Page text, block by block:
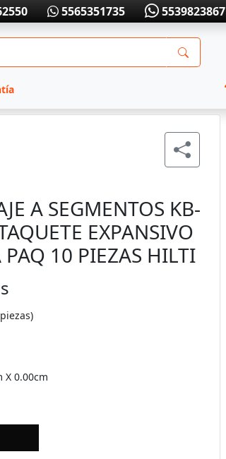
5565351735 5539823867
A SEGMENTOS KB-
EXPANSIVO
10 PIEZAS HILTI
X 0.00cm